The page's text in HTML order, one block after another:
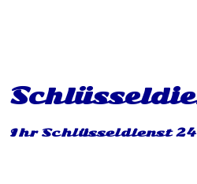
Ihr Schlüsseldienst